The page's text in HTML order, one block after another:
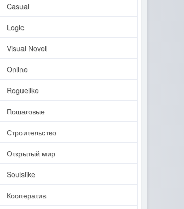
Casual
Logic
Visual Novel
Online
Roguelike
Пошаговые
Строительство
Открытый мир
Soulslike
Кооператив